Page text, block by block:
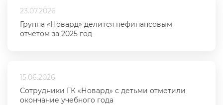
23.07.2026
Группа «Новард» делится нефинансовым
отчётом за 2025 год
15.06.2026
Сотрудники ГК «Новард» с детьми отметили
окончание учебного года